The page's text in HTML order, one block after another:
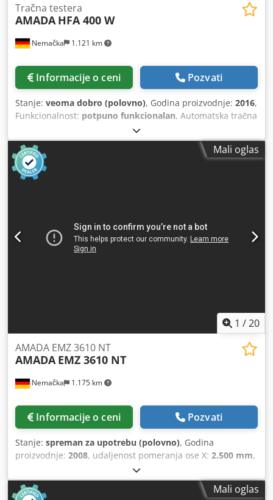
Nemačka 1.121 km
Tračna testera
AMADA HFA 400 W
Informacije o ceni Pozvati
Stanje: veoma dobro (polovno), Godina proizvodnje: 2016,
Funkcionalnost: potpuno funkcionalan, Automatska tračna
pila AMADA HFA 400 W Csdpfx Agozrz Ahjrjrf (Godina
proizvodnje 2016) Kapacitet sečenja: Prečnik okruglog
profila 420 mm Kvadratni profil 400 x 400 mm Dužina
sečenja 5 - 470 mm Višestruko podešavanje dužine sečenja
do 9999 mm Transportni sistem za odvođenje strugotine
Mali oglas
1 /20
Nemačka 1.175 km
AMADA EMZ 3610 NT
AMADA EMZ 3610 NT
Informacije o ceni Pozvati
Stanje: spreman za upotrebu (polovno), Godina
proizvodnje: 2008, udaljenost pomeranja ose X: 2.500 mm,
, ukupna težina:
stola:160 kg, broj osovina:2, Ova AMADA EMZ 3610 NT
mašina proizvedena je 2008. godine. Ima pritisnu silu od
Mali oglas